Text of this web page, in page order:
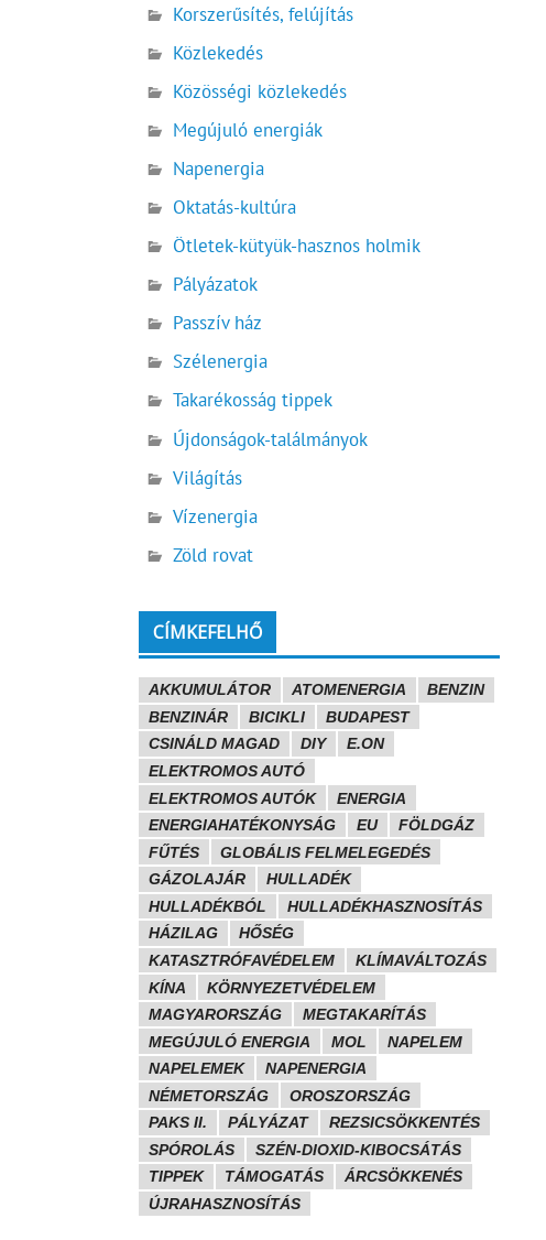
Korszerűsítés, felújítás
Közlekedés
Közösségi közlekedés
Megújuló energiák
Napenergia
Oktatás-kultúra
Ötletek-kütyük-hasznos holmik
Pályázatok
Passzív ház
Szélenergia
Takarékosság tippek
Újdonságok-találmányok
Világítás
Vízenergia
Zöld rovat
CÍMKEFELHŐ
AKKUMULÁTOR ATOMENERGIA
BENZIN
BENZINÁR
BICIKLI
BUDAPEST
CSINÁLD MAGAD
DIY
E.ON
ELEKTROMOS AUTÓ
ELEKTROMOS AUTÓK
ENERGIA
ENERGIAHATÉKONYSÁG
EU
FÖLDGÁZ
FŰTÉS
GLOBÁLIS FELMELEGEDÉS
GÁZOLAJÁR
HULLADÉK
HULLADÉKBÓL
HULLADÉKHASZNOSÍTÁS
HÁZILAG
HŐSÉG
KATASZTRÓFAVÉDELEM
KLÍMAVÁLTOZÁS
KÍNA
KÖRNYEZETVÉDELEM
MAGYARORSZÁG
MEGTAKARÍTÁS
MEGÚJULÓ ENERGIA
MOL
NAPELEM
NAPELEMEK
NAPENERGIA
NÉMETORSZÁG
OROSZORSZÁG
PAKS II.
PÁLYÁZAT
REZSICSÖKKENTÉS
SPÓROLÁS
SZÉN-DIOXID-KIBOCSÁTÁS
TIPPEK
TÁMOGATÁS
ÁRCSÖKKENÉS
ÚJRAHASZNOSÍTÁS